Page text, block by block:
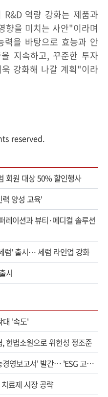
역량 강화는 제품과
향을 미치는 사안"이라며
을 바탕으로 효능과 안
지속하고, 꾸준한 투자
강화해 나갈 계획"이라
reserved.
회원 대상 50% 할인행사
양성 교육'
레이션과 뷰티·메디컬 솔루션
럼' 출시… 세럼 라인업 강화
시
대 '속도'
헌법소원으로 위헌성 정조준
경영보고서' 발간… 'ESG 고…
료제 시장 공략